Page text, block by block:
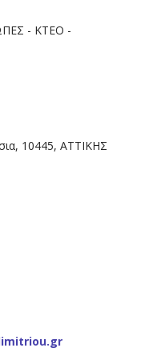
- ΚΤΕΟ -
10445, ΑΤΤΙΚΗΣ